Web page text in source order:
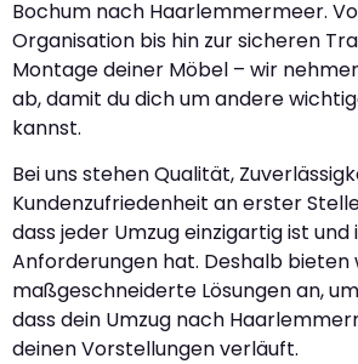
Bochum nach Haarlemmermeer.
Organisation bis hin zur sicheren
Montage deiner Möbel – wir
ab, damit du dich um andere
kannst.
Bei uns stehen Qualität,
Kundenzufriedenheit an erster
dass jeder Umzug einzigartig ist und
Anforderungen hat. Deshalb bieten
maßgeschneiderte Lösungen an,
dass dein Umzug nach
deinen Vorstellungen verläuft.